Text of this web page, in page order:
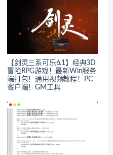
【剑灵三系可乐6.1】经典3D
冒险RPG游戏！最新Win服务
端打包！通用视频教程！PC
客户端！GM工具